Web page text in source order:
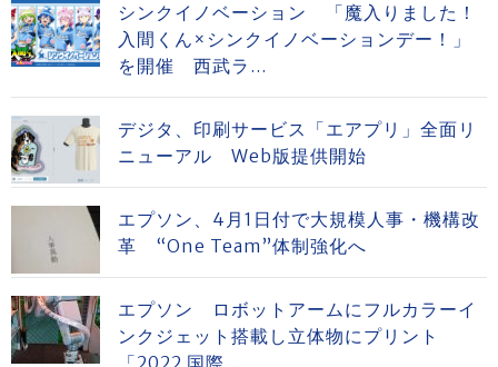
シンクイノベーション 「魔入りました！
入間くん×シンクイノベーションデー！」
を開催 西武ラ...
デジタ、印刷サービス「エアプリ」全面リ
ニューアル Web版提供開始
エプソン、4月1日付で大規模人事・機構改
革 “One Team”体制強化へ
エプソン ロボットアームにフルカラーイ
ンクジェット搭載し立体物にプリント
「2022 国際...